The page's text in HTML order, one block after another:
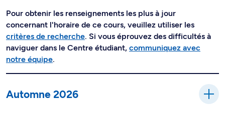
Pour obtenir les renseignements les plus à jour
concernant l'horaire de ce cours, veuillez utiliser les
critères de recherche. Si vous éprouvez des difficultés à
naviguer dans le Centre étudiant, communiquez avec
notre équipe.
Automne 2026